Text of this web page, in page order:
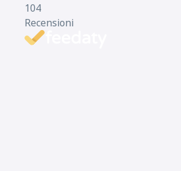
104
Recensioni